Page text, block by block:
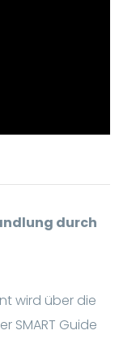
durch
wird über die
SMART Guide